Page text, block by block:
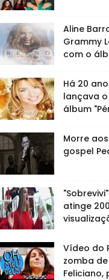
Aline
Grammy
com o
Há 20
lançava
álbum
Morre
gospel
atinge
Vídeo do
zomba